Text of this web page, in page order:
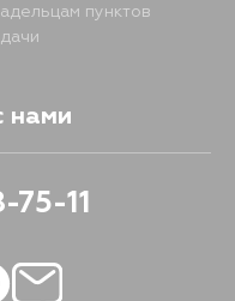
пунктов
нами
75-11